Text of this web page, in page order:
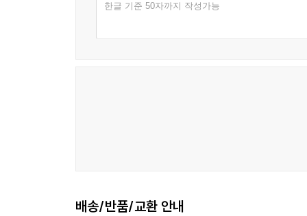
한글 기준 50자까지 작성가능
배송/반품/교환 안내